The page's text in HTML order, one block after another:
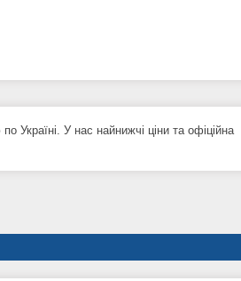
Україні. У нас найнижчі ціни та офіційна